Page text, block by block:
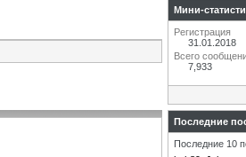
Мини-
Регистрация
31.01.2018
Всего
7,933
Последние
Последние 10